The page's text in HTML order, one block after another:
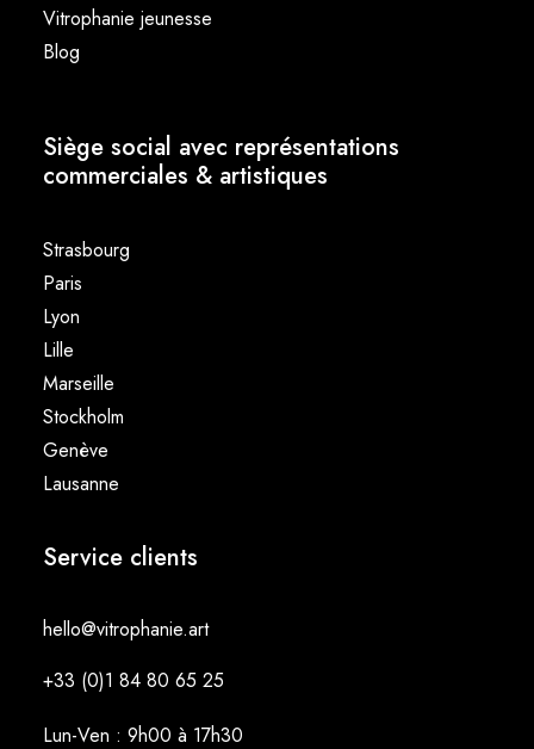
Vitrophanie jeunesse
Blog
Siège social avec représentations
commerciales & artistiques
Strasbourg
Paris
Lyon
Lille
Marseille
Stockholm
Genève
Lausanne
Service clients
hello@vitrophanie.art
+33 (0)1 84 80 65 25
Lun-Ven : 9h00 à 17h30